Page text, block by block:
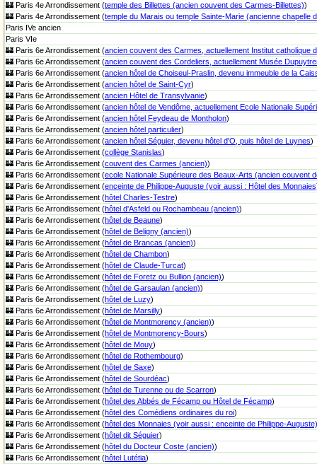
🏰 Paris 4e Arrondissement (temple des Billettes (ancien couvent des Carmes-Billettes))
🏰 Paris 4e Arrondissement (temple du Marais ou temple Sainte-Marie (ancienne chapelle
Paris IVe ancien
Paris VIe
🏰 Paris 6e Arrondissement (ancien couvent des Carmes, actuellement Institut catholique
🏰 Paris 6e Arrondissement (ancien couvent des Cordeliers, actuellement Musée
🏰 Paris 6e Arrondissement (ancien hôtel de Choiseul-Praslin, devenu immeuble de la
🏰 Paris 6e Arrondissement (ancien hôtel de Saint-Cyr)
🏰 Paris 6e Arrondissement (ancien Hôtel de Transylvanie)
🏰 Paris 6e Arrondissement (ancien hôtel de Vendôme, actuellement Ecole Nationale
🏰 Paris 6e Arrondissement (ancien hôtel Feydeau de Montholon)
🏰 Paris 6e Arrondissement (ancien hôtel particulier)
🏰 Paris 6e Arrondissement (ancien hôtel Séguier, devenu hôtel d'O, puis hôtel de Luynes)
🏰 Paris 6e Arrondissement (collège Stanislas)
🏰 Paris 6e Arrondissement (couvent des Carmes (ancien))
🏰 Paris 6e Arrondissement (ecole Nationale Supérieure des Beaux-Arts (ancien couvent
🏰 Paris 6e Arrondissement (enceinte de Philippe-Auguste (voir aussi : Hôtel des
🏰 Paris 6e Arrondissement (hôtel Charles-Testre)
🏰 Paris 6e Arrondissement (hôtel d'Asfeld ou Rochambeau (ancien))
🏰 Paris 6e Arrondissement (hôtel de Beaune)
🏰 Paris 6e Arrondissement (hôtel de Beligny (ancien))
🏰 Paris 6e Arrondissement (hôtel de Brancas (ancien))
🏰 Paris 6e Arrondissement (hôtel de Chambon)
🏰 Paris 6e Arrondissement (hôtel de Claude-Turcat)
🏰 Paris 6e Arrondissement (hôtel de Foretz ou Bullion (ancien))
🏰 Paris 6e Arrondissement (hôtel de Garsaulan (ancien))
🏰 Paris 6e Arrondissement (hôtel de Luzy)
🏰 Paris 6e Arrondissement (hôtel de Marsilly)
🏰 Paris 6e Arrondissement (hôtel de Montmorency (ancien))
🏰 Paris 6e Arrondissement (hôtel de Montmorency-Bours)
🏰 Paris 6e Arrondissement (hôtel de Mouy)
🏰 Paris 6e Arrondissement (hôtel de Rothembourg)
🏰 Paris 6e Arrondissement (hôtel de Saxe)
🏰 Paris 6e Arrondissement (hôtel de Sourdéac)
🏰 Paris 6e Arrondissement (hôtel de Turenne ou de Scarron)
🏰 Paris 6e Arrondissement (hôtel des Abbés de Fécamp ou Hôtel de Fécamp)
🏰 Paris 6e Arrondissement (hôtel des Comédiens ordinaires du roi)
🏰 Paris 6e Arrondissement (hôtel des Monnaies (voir aussi : enceinte de Philippe-Auguste)
🏰 Paris 6e Arrondissement (hôtel dit Séguier)
🏰 Paris 6e Arrondissement (hôtel du Docteur Coste (ancien))
🏰 Paris 6e Arrondissement (hôtel Lutétia)